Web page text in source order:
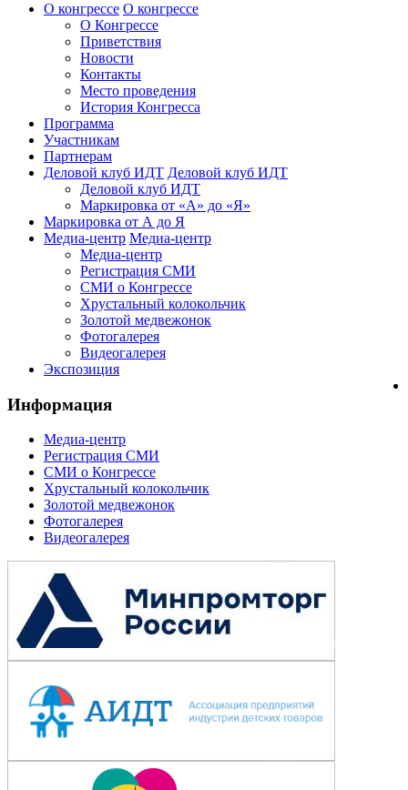
О конгрессе О конгрессе
О Конгрессе
Приветствия
Новости
Контакты
Место проведения
История Конгресса
Программа
Участникам
Партнерам
Деловой клуб ИДТ Деловой клуб ИДТ
Деловой клуб ИДТ
Маркировка от «А» до «Я»
Маркировка от А до Я
Медиа-центр Медиа-центр
Медиа-центр
Регистрация СМИ
СМИ о Конгрессе
Хрустальный колокольчик
Золотой медвежонок
Фотогалерея
Видеогалерея
Экспозиция
Информация
Медиа-центр
Регистрация СМИ
СМИ о Конгрессе
Хрустальный колокольчик
Золотой медвежонок
Фотогалерея
Видеогалерея